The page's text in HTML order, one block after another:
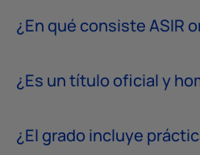
¿En qué consiste ASIR
¿Es un título oficial y
¿El grado incluye